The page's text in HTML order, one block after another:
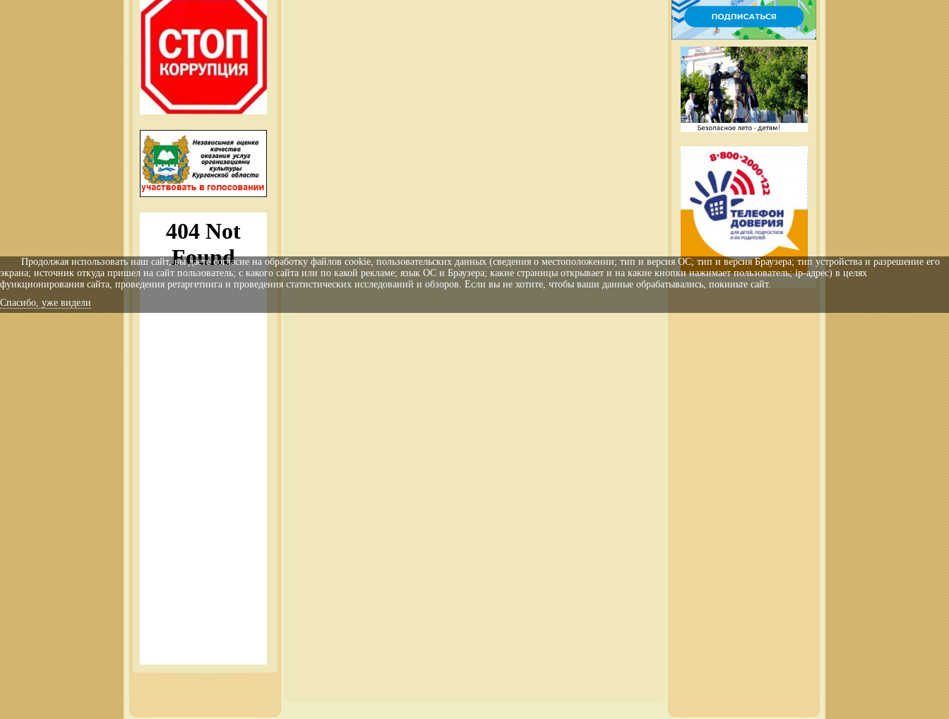
Продолжая использовать наш сайт, вы даете согласие на обработку файлов cookie, пользовательских данных (сведения о местоположении; тип и версия ОС; тип и версия Браузера; тип устройства и разрешение его
экрана; источник откуда пришел на сайт пользователь; с какого сайта или по какой рекламе; язык ОС и Браузера; какие страницы открывает и на какие кнопки нажимает пользователь; ip-адрес) в целях
функционирования сайта, проведения ретаргетинга и проведения статистических исследований и обзоров. Если вы не хотите, чтобы ваши данные обрабатывались, покиньте сайт.
Спасибо, уже видели